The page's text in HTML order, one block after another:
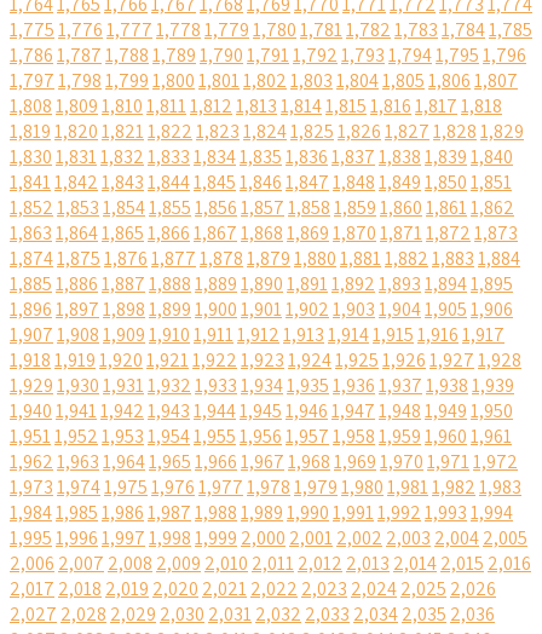
1,7751,7761,7771,7781,7791,7801,7811,7821,7831,7841,785
1,7861,7871,7881,7891,7901,7911,7921,7931,7941,7951,796
1,7971,7981,7991,8001,8011,8021,8031,8041,8051,8061,807
1,8081,8091,8101,8111,8121,8131,8141,8151,8161,8171,818
1,8191,8201,8211,8221,8231,8241,8251,8261,8271,8281,829
1,8301,8311,8321,8331,8341,8351,8361,8371,8381,8391,840
1,8411,8421,8431,8441,8451,8461,8471,8481,8491,8501,851
1,8521,8531,8541,8551,8561,8571,8581,8591,8601,8611,862
1,8631,8641,8651,8661,8671,8681,8691,8701,8711,8721,873
1,8741,8751,8761,8771,8781,8791,8801,8811,8821,8831,884
1,8851,8861,8871,8881,8891,8901,8911,8921,8931,8941,895
1,8961,8971,8981,8991,9001,9011,9021,9031,9041,9051,906
1,9071,9081,9091,9101,9111,9121,9131,9141,9151,9161,917
1,9181,9191,9201,9211,9221,9231,9241,9251,9261,9271,928
1,9291,9301,9311,9321,9331,9341,9351,9361,9371,9381,939
1,9401,9411,9421,9431,9441,9451,9461,9471,9481,9491,950
1,9511,9521,9531,9541,9551,9561,9571,9581,9591,9601,961
1,9621,9631,9641,9651,9661,9671,9681,9691,9701,9711,972
1,9731,9741,9751,9761,9771,9781,9791,9801,9811,9821,983
1,9841,9851,9861,9871,9881,9891,9901,9911,9921,9931,994
1,9951,9961,9971,9981,999 2,000 2,0012,002 2,003 2,0042,005
2,006 2,007 2,008 2,009 2,010 2,0112,012 2,013 2,0142,015 2,016
2,017 2,018 2,019 2,020 2,0212,022 2,023 2,0242,025 2,026
2,027 2,028 2,029 2,030 2,0312,032 2,033 2,0342,035 2,036